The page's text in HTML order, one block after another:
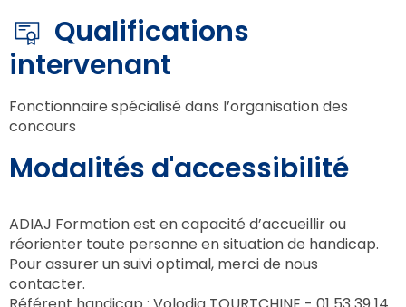
Qualifications
intervenant
Fonctionnaire spécialisé dans l’organisation des
concours
Modalités d'accessibilité
ADIAJ Formation est en capacité d’accueillir ou
réorienter toute personne en situation de handicap.
Pour assurer un suivi optimal, merci de nous
contacter.